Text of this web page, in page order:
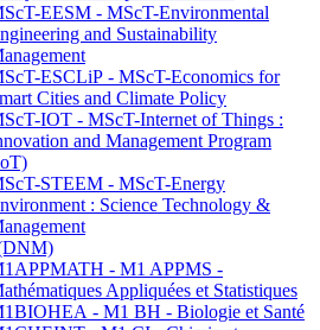
EESM - MScT-Environmental
and Sustainability
ESCLiP - MScT-Economics for
Cities and Climate Policy
IOT - MScT-Internet of Things :
and Management Program
STEEM - MScT-Energy
: Science Technology &
- M1 APPMS -
Appliquées et Statistiques
- M1 BH - Biologie et Santé